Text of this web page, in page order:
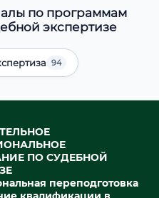
по программам
экспертизе
94
ПО СУДЕБНОЙ
переподготовка